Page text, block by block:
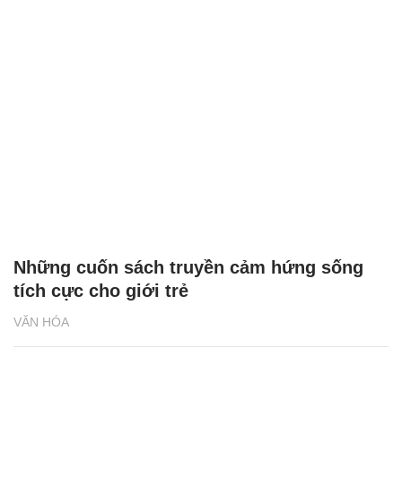
VĂN HÓA
Những cuốn sách truyền cảm hứng sống
tích cực cho giới trẻ